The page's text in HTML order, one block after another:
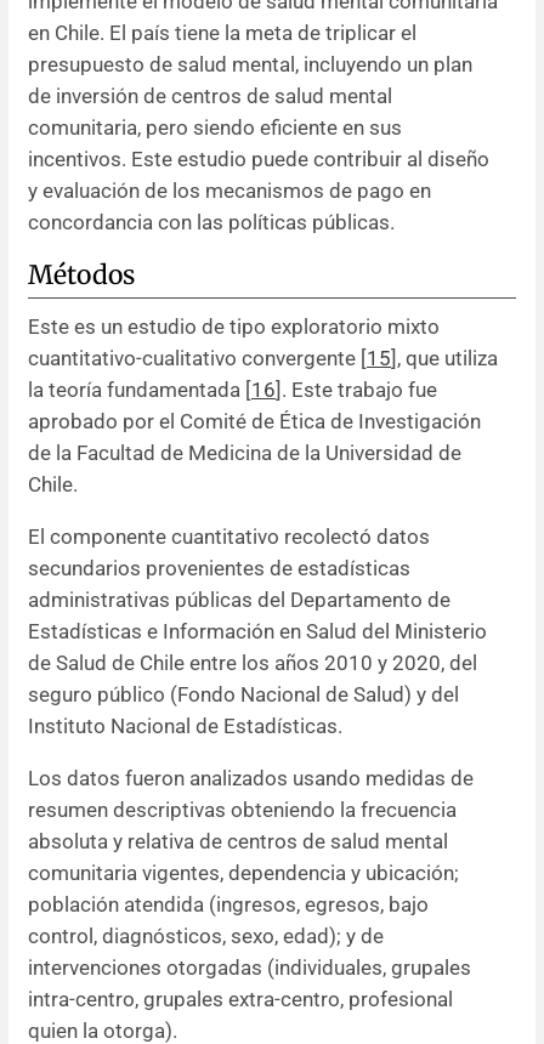
en Chile. El país tiene la meta de triplicar el
presupuesto de salud mental, incluyendo un plan
de inversión de centros de salud mental
comunitaria, pero siendo eficiente en sus
incentivos. Este estudio puede contribuir al diseño
y evaluación de los mecanismos de pago en
concordancia con las políticas públicas.
Métodos
Este es un estudio de tipo exploratorio mixto
cuantitativo-cualitativo convergente [15], que utiliza
la teoría fundamentada [16]. Este trabajo fue
aprobado por el Comité de Ética de Investigación
de la Facultad de Medicina de la Universidad de
Chile.
El componente cuantitativo recolectó datos
secundarios provenientes de estadísticas
administrativas públicas del Departamento de
Estadísticas e Información en Salud del Ministerio
de Salud de Chile entre los años 2010 y 2020, del
seguro público (Fondo Nacional de Salud) y del
Instituto Nacional de Estadísticas.
Los datos fueron analizados usando medidas de
resumen descriptivas obteniendo la frecuencia
absoluta y relativa de centros de salud mental
comunitaria vigentes, dependencia y ubicación;
población atendida (ingresos, egresos, bajo
control, diagnósticos, sexo, edad); y de
intervenciones otorgadas (individuales, grupales
intra-centro, grupales extra-centro, profesional
quien la otorga).